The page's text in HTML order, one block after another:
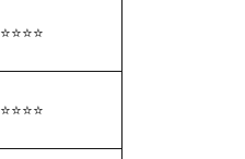
⭐⭐⭐⭐
⭐⭐⭐⭐